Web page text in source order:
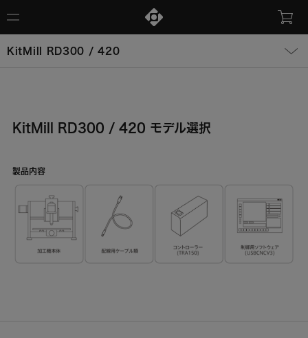
KitMill RD300 / 420
KitMill RD300 / 420 モデル選択
製品内容